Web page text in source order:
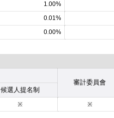
1.00%
0.01%
0.00%
審計委員會
候選人提名制
※ ※